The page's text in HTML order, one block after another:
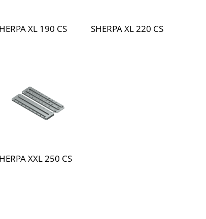
XL 190 CS SHERPA XL 220 CS
XXL 250 CS